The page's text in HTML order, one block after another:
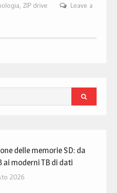
, ZIP drive
Leave a
delle memorie SD: da
ai moderni TB di dati
2026